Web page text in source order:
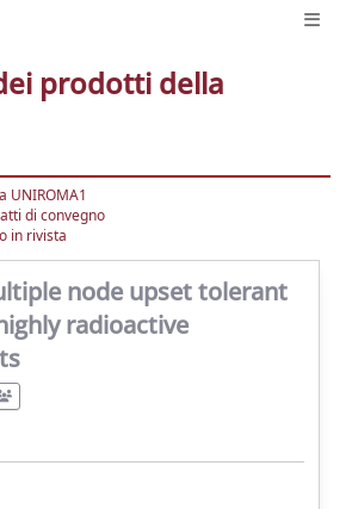
prodotti della
UNIROMA1
di convegno
in rivista
node upset tolerant
radioactive